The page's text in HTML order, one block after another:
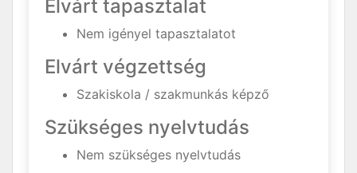
Elvárt tapasztalat
Nem igényel tapasztalatot
Elvárt végzettség
Szakiskola / szakmunkás képző
Szükséges nyelvtudás
Nem szükséges nyelvtudás